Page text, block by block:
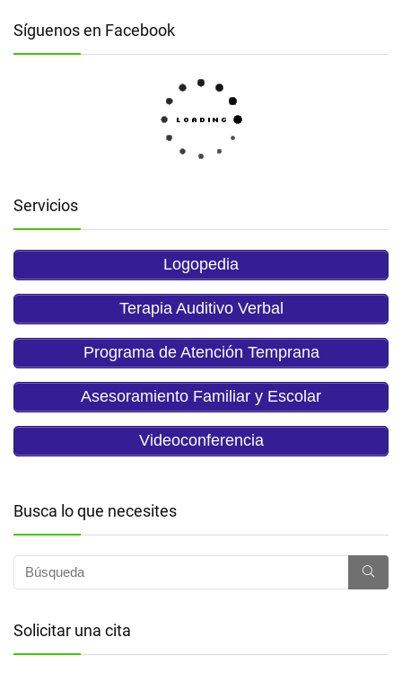
Síguenos en Facebook
Servicios
Logopedia
Terapia Auditivo Verbal
Programa de Atención Temprana
Asesoramiento Familiar y Escolar
Videoconferencia
Busca lo que necesites
Solicitar una cita